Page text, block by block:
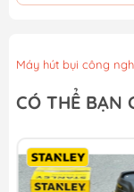
Máy hút
3.743.000₫
Máy hút
Máy hút bụi công
CÓ THỂ BẠN